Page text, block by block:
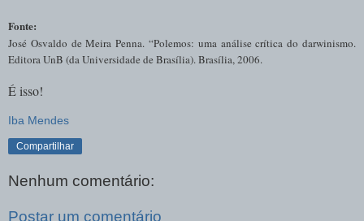
Fonte:
José Osvaldo de Meira Penna. “Polemos: uma análise crítica do darwinismo.
Editora UnB (da Universidade de Brasília). Brasília, 2006.
É isso!
Iba Mendes
Compartilhar
Nenhum comentário:
Postar um comentário